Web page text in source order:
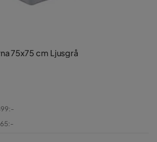
75x75 cm Ljusgrå